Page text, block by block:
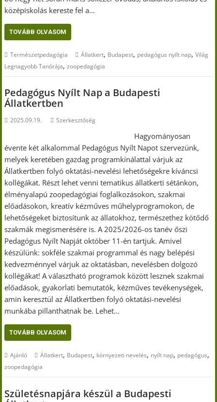
középiskolás kereste fel a…
TOVÁBB OLVASOM
Természetpedagógia Állatkert, Budapest, pedagógus nyílt nap,Világ
Legnagyobb Tanórája,zoopedagógia
Pedagógus Nyílt Nap a Budapesti
Állatkertben
2025.09.19. Szerkesztőség
Hagyományosan
évente két alkalommal Pedagógus Nyílt Napot szervezünk,
melyek keretében gazdag programkínálattal várjuk az
Állatkertben folyó oktatási-nevelési lehetőségekre kíváncsi
kollégákat. Részt lehet venni tematikus állatkerti sétánkon,
élményalapú zoopedagógiai foglalkozásokon, szakmai
előadásokon, kreatív kézműves műhelyprogramokon, de
lehetőségeket biztosítunk az állatokhoz, természethez kötődő
szakmák megismerésére is. A 2025/2026-os tanév őszi
Pedagógus Nyílt Napját október 11-én tartjuk. Amivel
készülünk: sokféle szakmai programmal és nagy belépési
kedvezménnyel várjuk az oktatásban, nevelésben dolgozó
kollégákat! A választható programok között lesznek szakmai
előadások, gyakorlati bemutatók, kézműves tevékenységek,
amin keresztül az Állatkertben folyó oktatási-nevelési
munkába pillanthatnak be. Lehet…
TOVÁBB OLVASOM
Ajánló Állatkert, Budapest, környezeti nevelés, nyílt nap, pedagógus,
zoopedagógia
Születésnapjára készül a Budapesti